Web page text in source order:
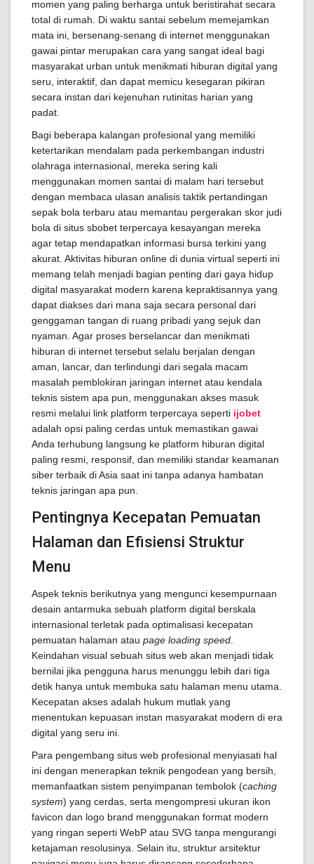
momen yang paling berharga untuk beristirahat secara
total di rumah. Di waktu santai sebelum memejamkan
mata ini, bersenang-senang di internet menggunakan
gawai pintar merupakan cara yang sangat ideal bagi
masyarakat urban untuk menikmati hiburan digital yang
seru, interaktif, dan dapat memicu kesegaran pikiran
secara instan dari kejenuhan rutinitas harian yang
padat.
Bagi beberapa kalangan profesional yang memiliki
ketertarikan mendalam pada perkembangan industri
olahraga internasional, mereka sering kali
menggunakan momen santai di malam hari tersebut
dengan membaca ulasan analisis taktik pertandingan
sepak bola terbaru atau memantau pergerakan skor judi
bola di situs sbobet terpercaya kesayangan mereka
agar tetap mendapatkan informasi bursa terkini yang
akurat. Aktivitas hiburan online di dunia virtual seperti ini
memang telah menjadi bagian penting dari gaya hidup
digital masyarakat modern karena kepraktisannya yang
dapat diakses dari mana saja secara personal dari
genggaman tangan di ruang pribadi yang sejuk dan
nyaman. Agar proses berselancar dan menikmati
hiburan di internet tersebut selalu berjalan dengan
aman, lancar, dan terlindungi dari segala macam
masalah pemblokiran jaringan internet atau kendala
teknis sistem apa pun, menggunakan akses masuk
resmi melalui link platform terpercaya seperti ijobet
adalah opsi paling cerdas untuk memastikan gawai
Anda terhubung langsung ke platform hiburan digital
paling resmi, responsif, dan memiliki standar keamanan
siber terbaik di Asia saat ini tanpa adanya hambatan
teknis jaringan apa pun.
Pentingnya Kecepatan Pemuatan
Halaman dan Efisiensi Struktur
Menu
Aspek teknis berikutnya yang mengunci kesempurnaan
desain antarmuka sebuah platform digital berskala
internasional terletak pada optimalisasi kecepatan
pemuatan halaman atau page loading speed
Keindahan visual sebuah situs web akan menjadi tidak
bernilai jika pengguna harus menunggu lebih dari tiga
detik hanya untuk membuka satu halaman menu utama.
Kecepatan akses adalah hukum mutlak yang
menentukan kepuasan instan masyarakat modern di era
digital yang seru ini.
Para pengembang situs web profesional menyiasati hal
ini dengan menerapkan teknik pengodean yang bersih,
memanfaatkan sistem penyimpanan tembolok (caching
system) yang cerdas, serta mengompresi ukuran ikon
favicon dan logo brand menggunakan format modern
yang ringan seperti WebP atau SVG tanpa mengurangi
ketajaman resolusinya. Selain itu, struktur arsitektur